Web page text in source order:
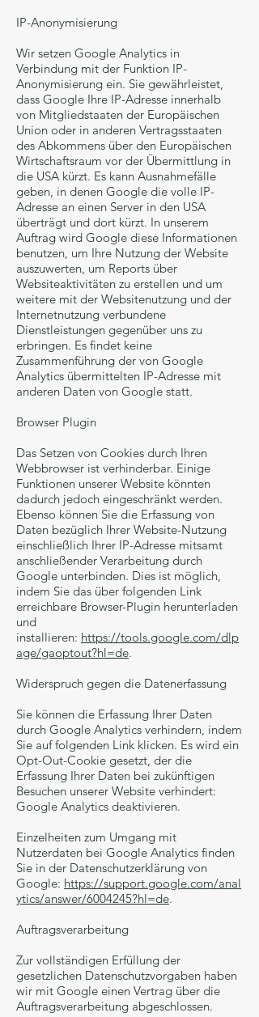
IP-Anonymisierung
Wir setzen Google Analytics in
Verbindung mit der Funktion IP-
Anonymisierung ein. Sie gewährleistet,
dass Google Ihre IP-Adresse innerhalb
von Mitgliedstaaten der Europäischen
Union oder in anderen Vertragsstaaten
des Abkommens über den Europäischen
Wirtschaftsraum vor der Übermittlung in
die USA kürzt. Es kann Ausnahmefälle
geben, in denen Google die volle IP-
Adresse an einen Server in den USA
überträgt und dort kürzt. In unserem
Auftrag wird Google diese Informationen
benutzen, um Ihre Nutzung der Website
auszuwerten, um Reports über
Websiteaktivitäten zu erstellen und um
weitere mit der Websitenutzung und der
Internetnutzung verbundene
Dienstleistungen gegenüber uns zu
erbringen. Es findet keine
Zusammenführung der von Google
Analytics übermittelten IP-Adresse mit
anderen Daten von Google statt.
Browser Plugin
Das Setzen von Cookies durch Ihren
Webbrowser ist verhinderbar. Einige
Funktionen unserer Website könnten
dadurch jedoch eingeschränkt werden.
Ebenso können Sie die Erfassung von
Daten bezüglich Ihrer Website-Nutzung
einschließlich Ihrer IP-Adresse mitsamt
anschließender Verarbeitung durch
Google unterbinden. Dies ist möglich,
indem Sie das über folgenden Link
erreichbare Browser-Plugin herunterladen
und
installieren: https://tools.google.com/dlp
age/gaoptout?hl=de.
Widerspruch gegen die Datenerfassung
Sie können die Erfassung Ihrer Daten
durch Google Analytics verhindern, indem
Sie auf folgenden Link klicken. Es wird ein
Opt-Out-Cookie gesetzt, der die
Erfassung Ihrer Daten bei zukünftigen
Besuchen unserer Website verhindert:
Google Analytics deaktivieren.
Einzelheiten zum Umgang mit
Nutzerdaten bei Google Analytics finden
Sie in der Datenschutzerklärung von
Google: https://support.google.com/anal
ytics/answer/6004245?hl=de.
Auftragsverarbeitung
Zur vollständigen Erfüllung der
gesetzlichen Datenschutzvorgaben haben
wir mit Google einen Vertrag über die
Auftragsverarbeitung abgeschlossen.